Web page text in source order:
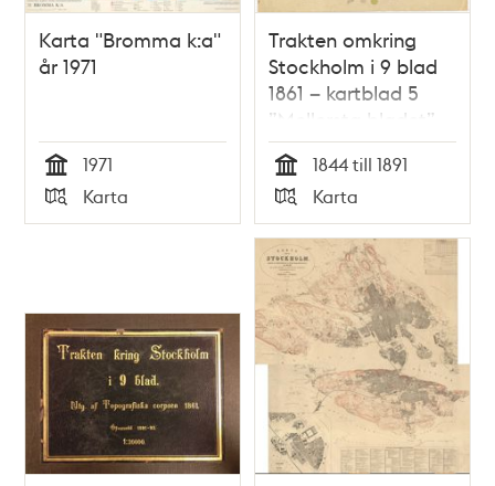
Karta "Bromma k:a"
år 1971
Tid
1971
Typ
Karta
Trakten omkring
Stockholm i 9 blad
1861 – kartblad 5
”Mellersta bladet”,
översett 1891
Tid
1844 till 1891
Typ
Karta